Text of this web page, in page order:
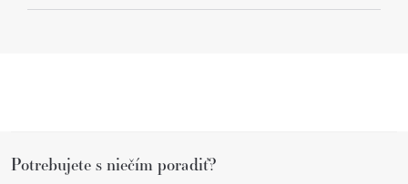
Potrebujete s niečím poradiť?